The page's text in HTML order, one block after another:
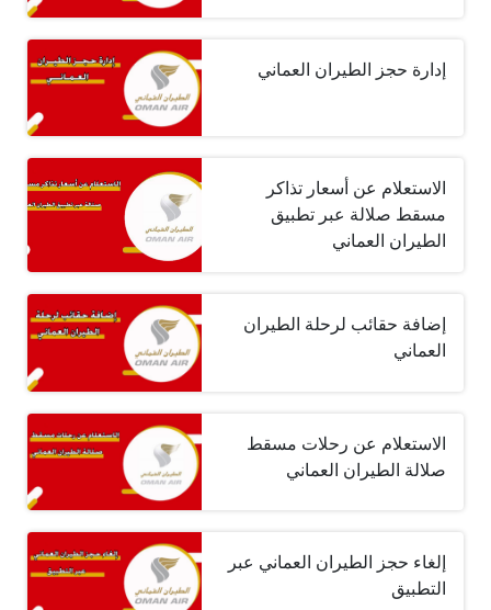
إدارة حجز الطيران العماني
الاستعلام عن أسعار تذاكر
مسقط صلالة عبر تطبيق
الطيران العماني
إضافة حقائب لرحلة الطيران
العماني
الاستعلام عن رحلات مسقط
صلالة الطيران العماني
إلغاء حجز الطيران العماني عبر
التطبيق